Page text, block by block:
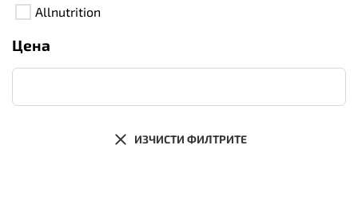
Allnutrition
Цена
ИЗЧИСТИ ФИЛТРИТЕ